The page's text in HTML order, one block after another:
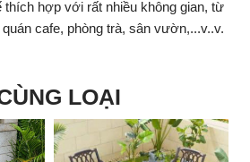
thích hợp với rất nhiều không gian, từ
cafe, phòng trà, sân vườn,...v..v.
LOẠI